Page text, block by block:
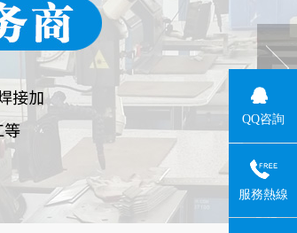
QQ咨詢
服務熱線